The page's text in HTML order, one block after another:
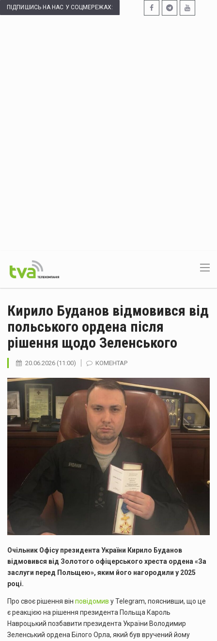
ПІДПИШИСЬ НА НАС У СОЦМЕРЕЖАХ:
Кирило Буданов відмовився від
польського ордена після
рішення щодо Зеленського
20.06.2026 (11:00) КОМЕНТАР
Очільник Офісу президента України Кирило Буданов
відмовився від Золотого офіцерського хреста ордена «За
заслуги перед Польщею», яким його нагородили у 2025
році.
Про своє рішення він повідомив у Telegram, пояснивши, що це
є реакцією на рішення президента Польща Кароль
Навроцький позбавити президента України Володимир
Зеленський ордена Білого Орла, який був вручений йому